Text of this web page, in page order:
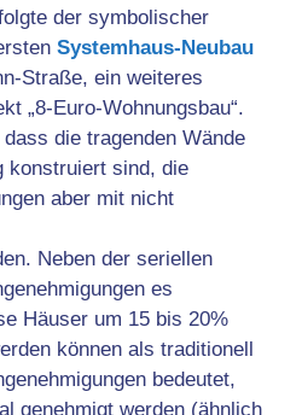
der symbolischer
Systemhaus-Neubau
Straße, ein weiteres
„8-Euro-Wohnungsbau“.
die tragenden Wände
konstruiert sind, die
aber mit nicht
Neben der seriellen
es
Häuser um 15 bis 20%
können als traditionell
bedeutet,
genehmigt werden (ähnlich